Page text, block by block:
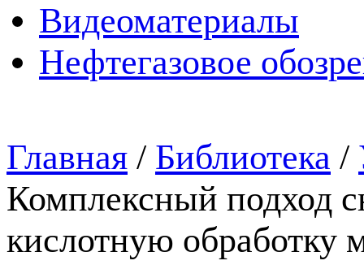
Видеоматериалы
Нефтегазовое
Главная / Библиотека /
Комплексный подход
кислотную обработку